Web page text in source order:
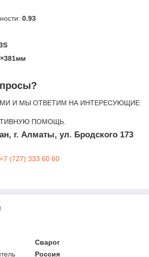
0.93
И МЫ ОТВЕТИМ НА ИНТЕРЕСУЮЩИЕ
ПОМОЩЬ.
г. Алматы, ул. Бродского 173
+7 (727) 333 60 60
Сварог
Россия